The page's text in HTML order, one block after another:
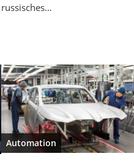
russisches…
Automation